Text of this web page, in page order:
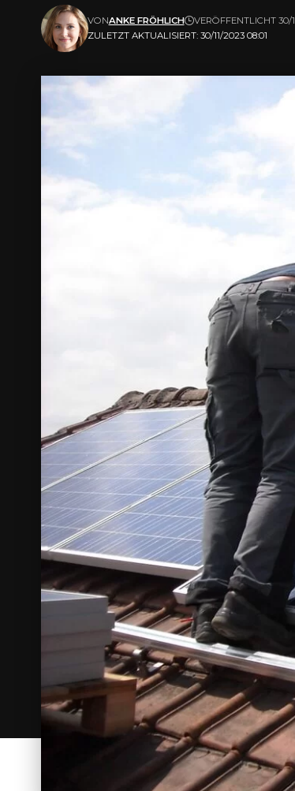
ZULETZT AKTUALISIERT: 30/11/2023 08:01
VONANKE FRÖHLICH VERÖFFENTLICHT 30/